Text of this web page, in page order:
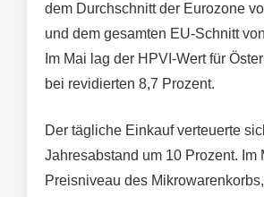
dem Durchschnitt der Eurozone
und dem gesamten EU-Schnitt
Im Mai lag der HPVI-Wert für
bei revidierten 8,7 Prozent.
Der tägliche Einkauf verteuerte
Jahresabstand um 10 Prozent. Im
Preisniveau des